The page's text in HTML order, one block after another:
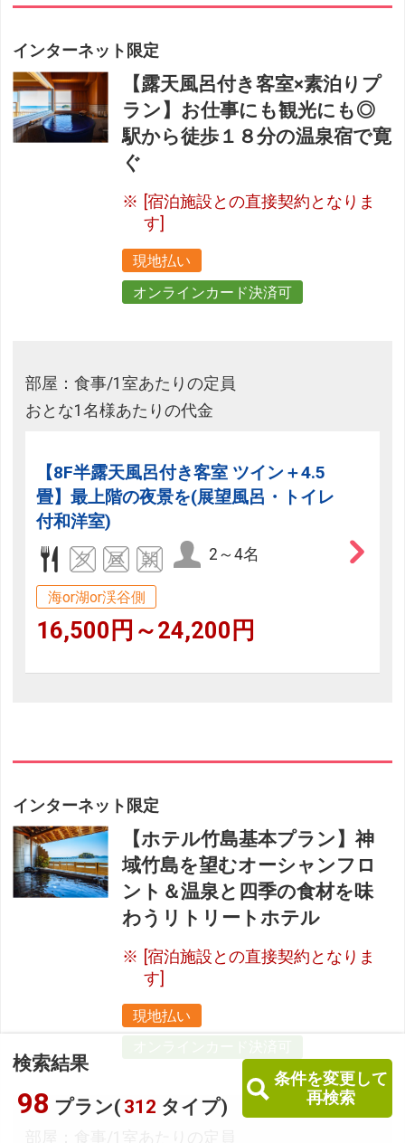
検索結果
98 プラン( 312 タイプ)
条件を変更して
再検索
インターネット限定
【露天風呂付き客室×素泊りプ
ラン】お仕事にも観光にも◎
駅から徒歩１８分の温泉宿で寛
ぐ
[宿泊施設との直接契約となりま
す]
現地払い
オンラインカード決済可
部屋：食事/1室あたりの定員
おとな1名様あたりの代金
【8F半露天風呂付き客室 ツイン＋4.5
畳】最上階の夜景を(展望風呂・トイレ
付和洋室)
2～4名
海or湖or渓谷側
16,500円～24,200円
インターネット限定
【ホテル竹島基本プラン】神
域竹島を望むオーシャンフロ
ント＆温泉と四季の食材を味
わうリトリートホテル
[宿泊施設との直接契約となりま
す]
現地払い